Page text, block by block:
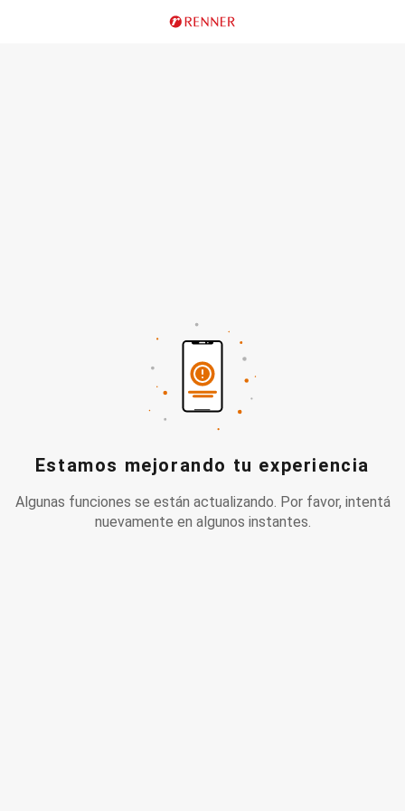
Estamos mejorando tu experiencia
Algunas funciones se están actualizando. Por favor, intentá
nuevamente en algunos instantes.